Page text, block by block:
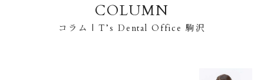
COLUMN
コラム | T’s Dental Office 駒沢